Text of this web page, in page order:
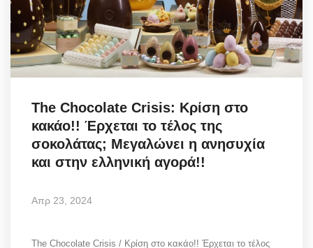
The Chocolate Crisis: Κρίση στο
κακάο!! Έρχεται το τέλος της
σοκολάτας; Μεγαλώνει η ανησυχία
και στην ελληνική αγορά!!
Απρ 23, 2024
The Chocolate Crisis / Κρίση στο κακάο!! Έρχεται το τέλος